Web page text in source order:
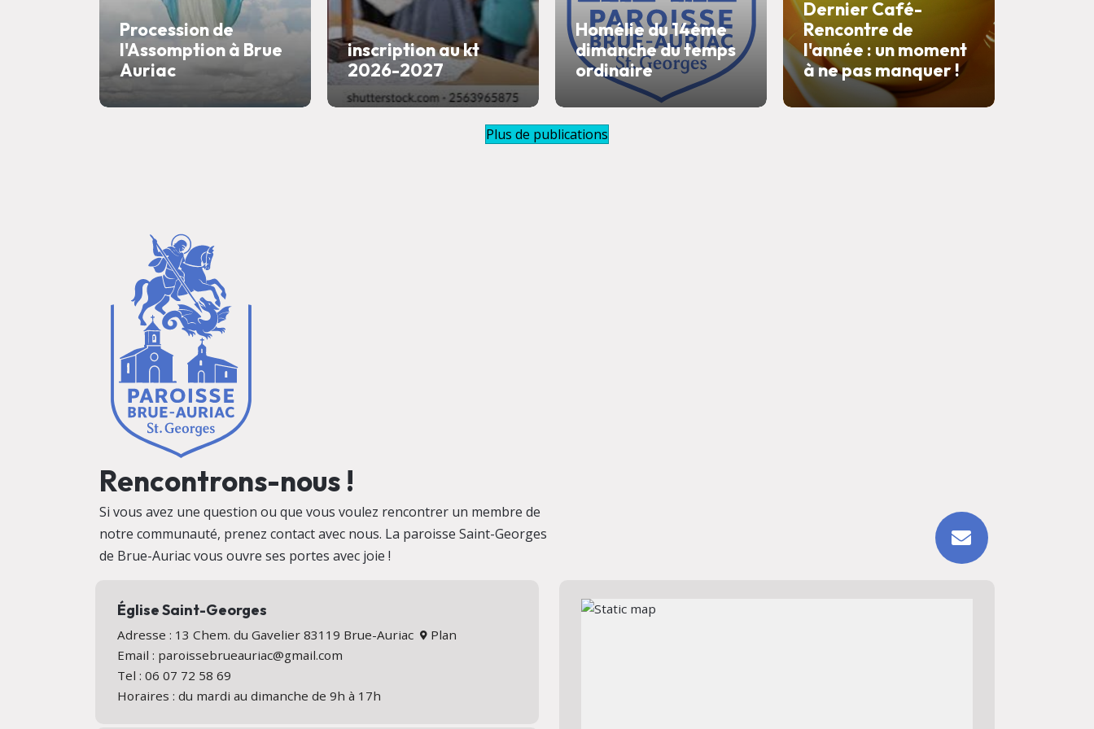
Procession de
l'Assomption à Brue
Auriac
inscription au kt
2026-2027
Homélie du 14ème
dimanche du temps
ordinaire
Dernier Café-
Rencontre de
l'année : un moment
à ne pas manquer !
Plus de publications
Rencontrons-nous !
Si vous avez une question ou que vous voulez rencontrer un membre de
notre communauté, prenez contact avec nous. La paroisse Saint-Georges
de Brue-Auriac vous ouvre ses portes avec joie !
Église Saint-Georges
Adresse : 13 Chem. du Gavelier 83119 Brue-Auriac
Plan
Email : paroissebrueauriac@gmail.com
Tel : 06 07 72 58 69
Horaires : du mardi au dimanche de 9h à 17h